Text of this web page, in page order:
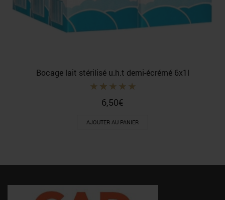
Bocage lait stérilisé u.h.t demi-écrémé 6x1l
6,50€
AJOUTER AU PANIER